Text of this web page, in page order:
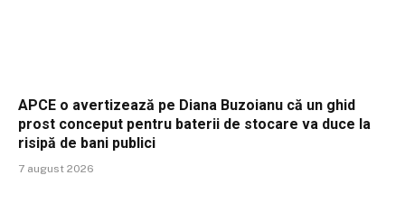
APCE o avertizează pe Diana Buzoianu că un ghid
prost conceput pentru baterii de stocare va duce la
risipă de bani publici
7 august 2026